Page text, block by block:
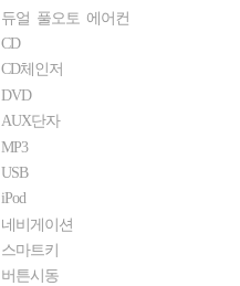
듀얼 풀오토 에어컨
CD
CD체인저
DVD
AUX단자
MP3
USB
iPod
네비게이션
스마트키
버튼시동